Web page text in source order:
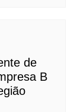
de
B